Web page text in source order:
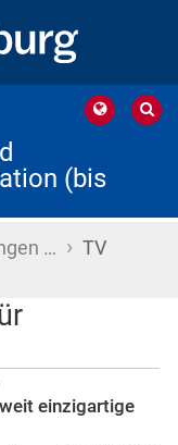
(bis
… › TV
einzigartige